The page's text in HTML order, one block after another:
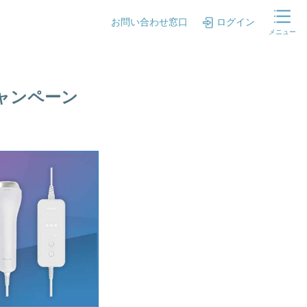
お問い合わせ窓口 ログイン
メニュー
ンペーン